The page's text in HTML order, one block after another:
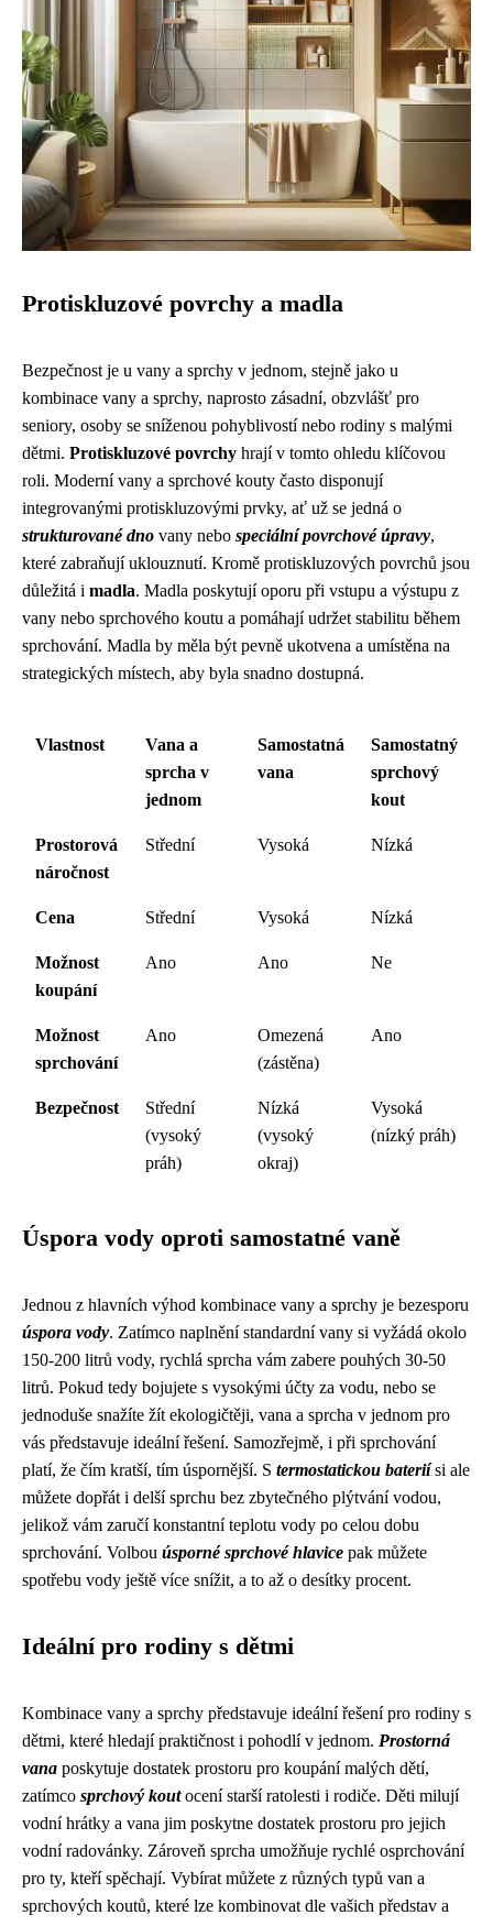
Protiskluzové povrchy a madla
Bezpečnost je u vany a sprchy v jednom, stejně jako u
kombinace vany a sprchy, naprosto zásadní, obzvlášť pro
seniory, osoby se sníženou pohyblivostí nebo rodiny s malými
dětmi. Protiskluzové povrchy hrají v tomto ohledu klíčovou
roli. Moderní vany a sprchové kouty často disponují
integrovanými protiskluzovými prvky, ať už se jedná o
strukturované dno vany nebo speciální povrchové úpravy,
které zabraňují uklouznutí. Kromě protiskluzových povrchů jsou
důležitá i madla. Madla poskytují oporu při vstupu a výstupu z
vany nebo sprchového koutu a pomáhají udržet stabilitu během
sprchování. Madla by měla být pevně ukotvena a umístěna na
strategických místech, aby byla snadno dostupná.
Vlastnost
Vana a
sprcha v
jednom
Samostatná
vana
Samostatný
sprchový
kout
Prostorová
náročnost
Střední Vysoká Nízká
Cena Střední Vysoká Nízká
Možnost
koupání
Ano Ano Ne
Možnost
sprchování
Ano
Omezená
(zástěna)
Ano
Bezpečnost
Střední
(vysoký
práh)
Nízká
(vysoký
okraj)
Vysoká
(nízký práh)
Úspora vody oproti samostatné vaně
Jednou z hlavních výhod kombinace vany a sprchy je bezesporu
úspora vody. Zatímco naplnění standardní vany si vyžádá okolo
150-200 litrů vody, rychlá sprcha vám zabere pouhých 30-50
litrů. Pokud tedy bojujete s vysokými účty za vodu, nebo se
jednoduše snažíte žít ekologičtěji, vana a sprcha v jednom pro
vás představuje ideální řešení. Samozřejmě, i při sprchování
platí, že čím kratší, tím úspornější. S termostatickou bateriísi ale
můžete dopřát i delší sprchu bez zbytečného plýtvání vodou,
jelikož vám zaručí konstantní teplotu vody po celou dobu
sprchování. Volbou úsporné sprchové hlavice pak můžete
spotřebu vody ještě více snížit, a to až o desítky procent.
Ideální pro rodiny s dětmi
Kombinace vany a sprchy představuje ideální řešení pro rodiny s
dětmi, které hledají praktičnost i pohodlí v jednom. Prostorná
vana poskytuje dostatek prostoru pro koupání malých dětí,
zatímco sprchový koutocení starší ratolesti i rodiče. Děti milují
vodní hrátky a vana jim poskytne dostatek prostoru pro jejich
vodní radovánky. Zároveň sprcha umožňuje rychlé osprchování
pro ty, kteří spěchají. Vybírat můžete z různých typů van a
sprchových koutů, které lze kombinovat dle vašich představ a